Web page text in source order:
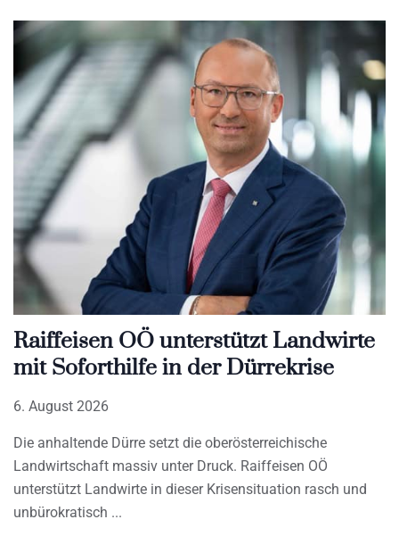
Raiffeisen OÖ unterstützt Landwirte
mit Soforthilfe in der Dürrekrise
6. August 2026
Die anhaltende Dürre setzt die oberösterreichische
Landwirtschaft massiv unter Druck. Raiffeisen OÖ
unterstützt Landwirte in dieser Krisensituation rasch und
unbürokratisch